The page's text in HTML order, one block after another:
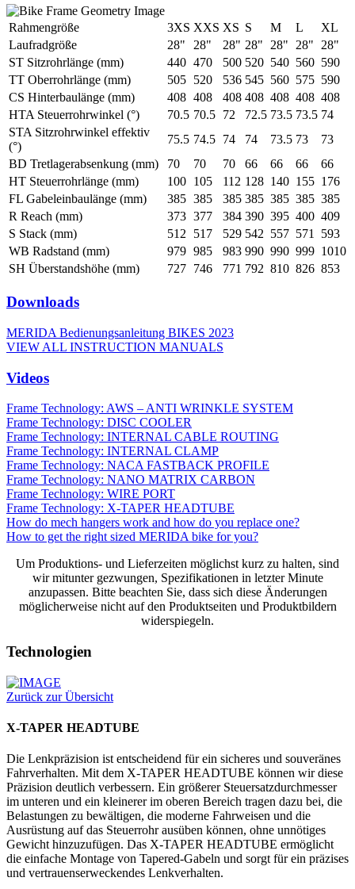
Rahmengröße 3XS XXS XS S M L
XL
Laufradgröße
28" 28" 28" 28" 28" 28"
28"
ST Sitzrohrlänge (mm)
440 470 500 520 540 560 590
TT Oberrohrlänge (mm)
505 520 536 545 560 575 590
CS Hinterbaulänge (mm)
408 408 408 408 408 408 408
HTA Steuerrohrwinkel (°)
70.5 70.5 72 72.5 73.5 73.5 74
STA Sitzrohrwinkel effektiv
(°)
75.5 74.5 74 74 73.5 73
73
BD Tretlagerabsenkung (mm)
70 70 70 66 66 66
66
HT Steuerrohrlänge (mm)
100 105 112 128 140 155 176
FL Gabeleinbaulänge (mm)
385 385 385 385 385 385 385
R Reach (mm)
373 377 384 390 395 400 409
S Stack (mm)
512 517 529 542 557 571
593
WB Radstand (mm)
979 985 983 990 990 999 1010
SH Überstandshöhe (mm)
727 746 771 792 810 826 853
Downloads
MERIDA Bedienungsanleitung BIKES 2023
VIEW ALL INSTRUCTION MANUALS
Videos
Frame Technology: AWS – ANTI WRINKLE SYSTEM
Frame Technology: DISC COOLER
Frame Technology: INTERNAL CABLE ROUTING
Frame Technology: INTERNAL CLAMP
Frame Technology: NACA FASTBACK PROFILE
Frame Technology: NANO MATRIX CARBON
Frame Technology: WIRE PORT
Frame Technology: X-TAPER HEADTUBE
How do mech hangers work and how do you replace one?
How to get the right sized MERIDA bike for you?
Um Produktions- und Lieferzeiten möglichst kurz zu halten, sind
wir mitunter gezwungen, Spezifikationen in letzter Minute
anzupassen. Bitte beachten Sie, dass sich diese Änderungen
möglicherweise nicht auf den Produktseiten und Produktbildern
widerspiegeln.
Technologien
Zurück zur Übersicht
X-TAPER HEADTUBE
Die Lenkpräzision ist entscheidend für ein sicheres und souveränes
Fahrverhalten. Mit dem X-TAPER HEADTUBE können wir diese
Präzision deutlich verbessern. Ein größerer Steuersatzdurchmesser
im unteren und ein kleinerer im oberen Bereich tragen dazu bei, die
Belastungen zu bewältigen, die moderne Fahrweisen und die
Ausrüstung auf das Steuerrohr ausüben können, ohne unnötiges
Gewicht hinzuzufügen. Das X-TAPER HEADTUBE ermöglicht
die einfache Montage von Tapered-Gabeln und sorgt für ein präzises
und vertrauenserweckendes Lenkverhalten.